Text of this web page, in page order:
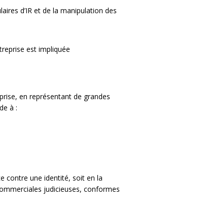
d’IR et de la manipulation des
est impliquée
en représentant de grandes
à :
contre une identité, soit en la
judicieuses, conformes